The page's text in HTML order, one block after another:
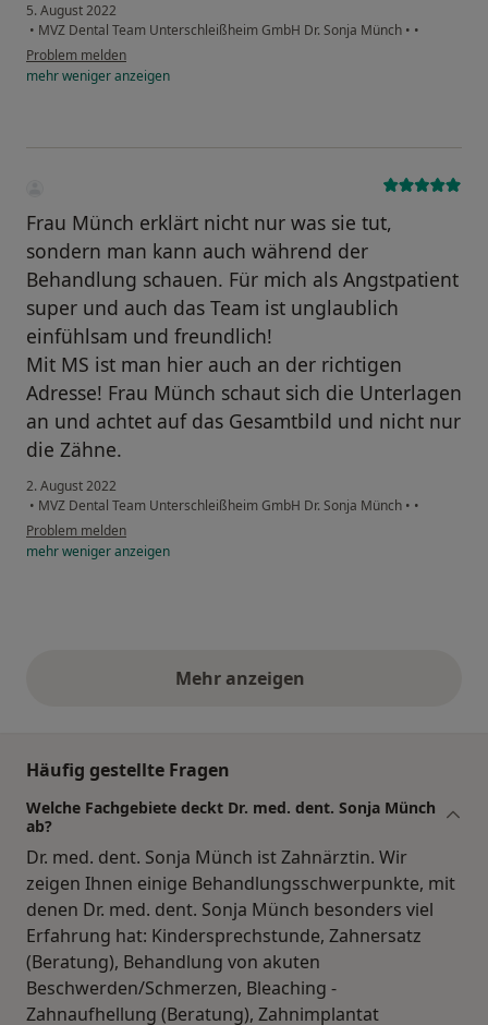
5. August 2022
• MVZ Dental Team Unterschleißheim GmbH Dr. Sonja Münch • •
Problem melden
mehrwenigeranzeigen
Frau Münch erklärt nicht nur was sie tut,
sondern man kann auch während der
Behandlung schauen. Für mich als Angstpatient
super und auch das Team ist unglaublich
einfühlsam und freundlich!
Mit MS ist man hier auch an der richtigen
Adresse! Frau Münch schaut sich die Unterlagen
an und achtet auf das Gesamtbild und nicht nur
die Zähne.
2. August 2022
• MVZ Dental Team Unterschleißheim GmbH Dr. Sonja Münch • •
Problem melden
mehrwenigeranzeigen
Mehr anzeigenobige Stellungnahmen
Häufig gestellte Fragen
Welche Fachgebiete deckt Dr. med. dent. Sonja Münch
ab?
Dr. med. dent. Sonja Münch ist Zahnärztin. Wir
zeigen Ihnen einige Behandlungsschwerpunkte, mit
denen Dr. med. dent. Sonja Münch besonders viel
Erfahrung hat: Kindersprechstunde, Zahnersatz
(Beratung), Behandlung von akuten
Beschwerden/Schmerzen, Bleaching -
Zahnaufhellung (Beratung), Zahnimplantat